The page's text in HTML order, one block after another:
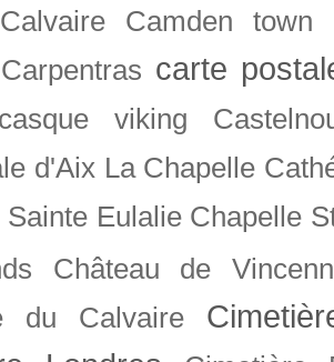
Calvaire Camden town
Carpentras carte
casque viking
d'Aix La Chapelle
Eulalie Chapelle
Château de
du Calvaire